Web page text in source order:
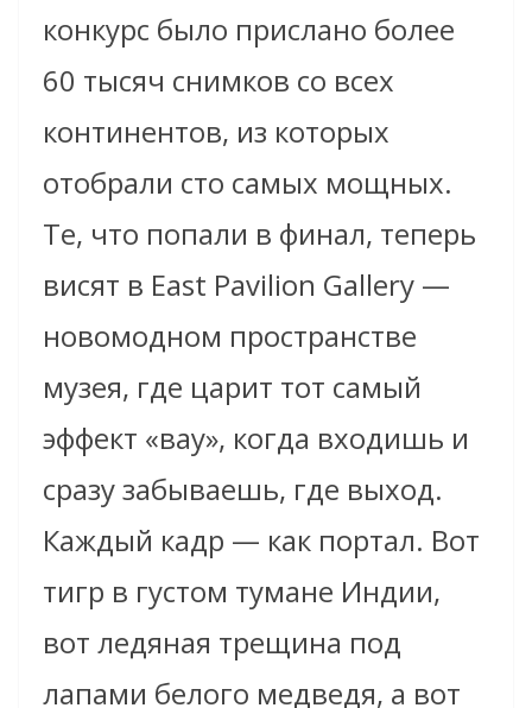
конкурс было прислано более
60 тысяч снимков со всех
континентов, из которых
отобрали сто самых мощных.
Те, что попали в финал, теперь
висят в East Pavilion Gallery —
новомодном пространстве
музея, где царит тот самый
эффект «вау», когда входишь и
сразу забываешь, где выход.
Каждый кадр — как портал. Вот
тигр в густом тумане Индии,
вот ледяная трещина под
лапами белого медведя, а вот